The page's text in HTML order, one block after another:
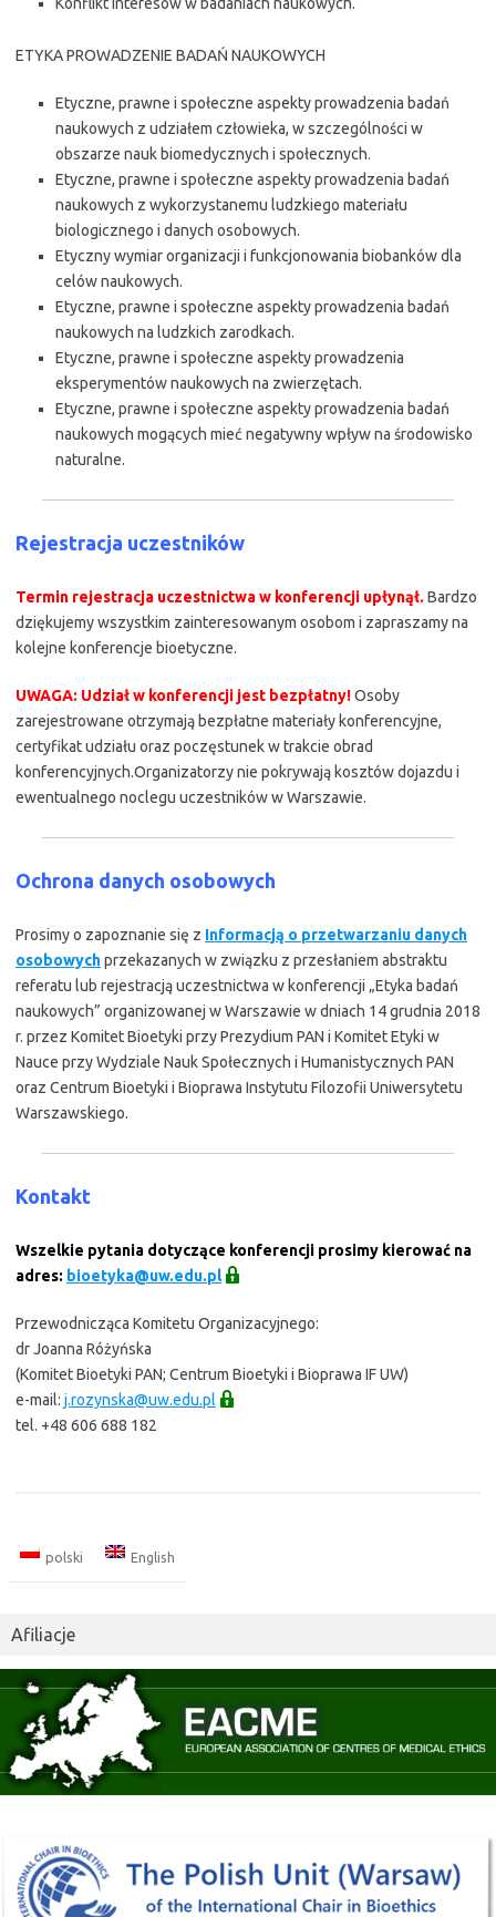
Konflikt interesów w badaniach naukowych.
ETYKA PROWADZENIE BADAŃ NAUKOWYCH
Etyczne, prawne i społeczne aspekty prowadzenia badań
naukowych z udziałem człowieka, w szczególności w
obszarze nauk biomedycznych i społecznych.
Etyczne, prawne i społeczne aspekty prowadzenia badań
naukowych z wykorzystanemu ludzkiego materiału
biologicznego i danych osobowych.
Etyczny wymiar organizacji i funkcjonowania biobanków dla
celów naukowych.
Etyczne, prawne i społeczne aspekty prowadzenia badań
naukowych na ludzkich zarodkach.
Etyczne, prawne i społeczne aspekty prowadzenia
eksperymentów naukowych na zwierzętach.
Etyczne, prawne i społeczne aspekty prowadzenia badań
naukowych mogących mieć negatywny wpływ na środowisko
naturalne.
Rejestracja uczestników
Termin rejestracja uczestnictwa w konferencji upłynął. Bardzo
dziękujemy wszystkim zainteresowanym osobom i zapraszamy na
kolejne konferencje bioetyczne.
UWAGA: Udział w konferencji jest bezpłatny!Osoby
zarejestrowane otrzymają bezpłatne materiały konferencyjne,
certyfikat udziału oraz poczęstunek w trakcie obrad
konferencyjnych.Organizatorzy nie pokrywają kosztów dojazdu i
ewentualnego noclegu uczestników w Warszawie.
Ochrona danych osobowych
Prosimy o zapoznanie się z Informacją o przetwarzaniu danych
osobowychprzekazanych w związku z przesłaniem abstraktu
referatu lub rejestracją uczestnictwa w konferencji „Etyka badań
naukowych” organizowanej w Warszawie w dniach 14 grudnia 2018
r. przez Komitet Bioetyki przy Prezydium PAN i Komitet Etyki w
Nauce przy Wydziale Nauk Społecznych i Humanistycznych PAN
oraz Centrum Bioetyki i Bioprawa Instytutu Filozofii Uniwersytetu
Warszawskiego.
Kontakt
Wszelkie pytania dotyczące konferencji prosimy kierować na
adres: bioetyka@uw.edu.pl
Przewodnicząca Komitetu Organizacyjnego:
dr Joanna Różyńska
(Komitet Bioetyki PAN; Centrum Bioetyki i Bioprawa IF UW)
e-mail: j.rozynska@uw.edu.pl
tel. +48 606 688 182
polski English
Afiliacje